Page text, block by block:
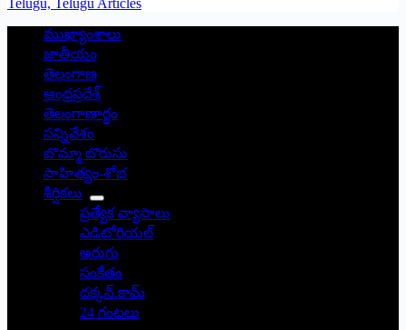
ముఖ్యాంశాలు
జాతీయం
తెలంగాణ
ఆంధ్రప్రదేశ్
తెలంగాణార్థం
సన్నివేశం
బొమ్మా బొరుసు
సాహిత్యం-శోభ
శీర్షికలు
ప్రత్యేక వ్యాసాలు
ఎడిటోరియల్
అరుగు
సంకేతం
దక్కన్.కామ్
24 గంటలు